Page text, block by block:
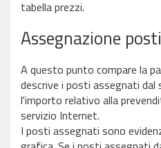
tabella prezzi.
Assegnazione posti
A questo punto compare la
descrive i posti assegnati dal
l'importo relativo alla
servizio Internet.
I posti assegnati sono